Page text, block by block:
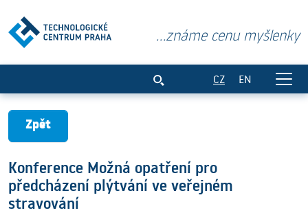
...známe cenu myšlenky
CZ EN
Zpět
Konference Možná opatření pro
předcházení plýtvání ve veřejném
stravování